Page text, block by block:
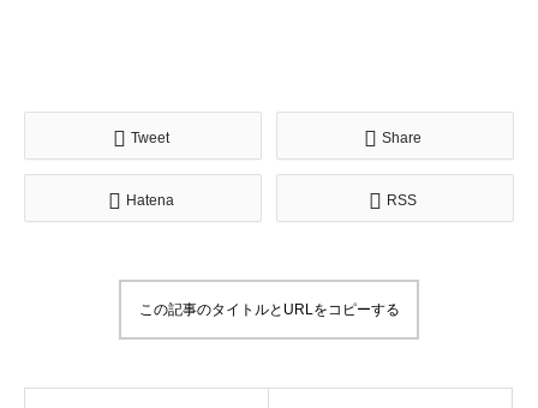
Tweet Share
Hatena RSS
この記事のタイトルとURLをコピーする